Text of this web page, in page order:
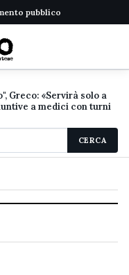
pubblico
Greco: «Servirà solo a
a medici con turni
CERCA